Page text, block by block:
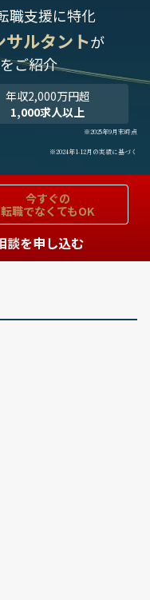
職支援に特化
ルタントが
ご紹介
年収2,000万円超
1,000求人以上
※2025年9月末時点
※2024年1-12月の実績に基づく
今すぐの
転職でなくてもOK
談を申し込む